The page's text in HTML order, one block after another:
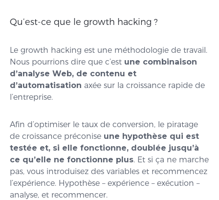
Qu’est-ce que le growth hacking ?
Le growth hacking est une méthodologie de travail.
Nous pourrions dire que c’est une combinaison
d’analyse Web, de contenu et
d’automatisation axée sur la croissance rapide de
l’entreprise.
Afin d’optimiser le taux de conversion, le piratage
de croissance préconise une hypothèse qui est
testée et, si elle fonctionne, doublée jusqu’à
ce qu’elle ne fonctionne plus. Et si ça ne marche
pas, vous introduisez des variables et recommencez
l’expérience. Hypothèse – expérience – exécution –
analyse, et recommencer.